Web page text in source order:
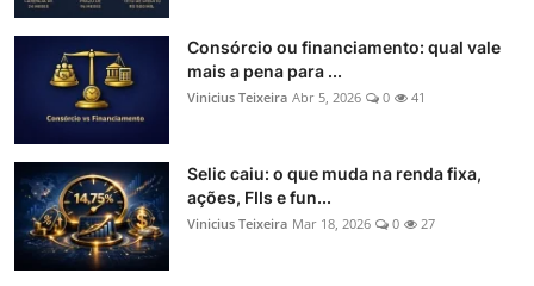
Consórcio ou financiamento: qual vale
mais a pena para ...
Vinicius Teixeira Abr 5, 2026 0 41
Selic caiu: o que muda na renda fixa,
ações, FIIs e fun...
Vinicius Teixeira Mar 18, 2026 0 27